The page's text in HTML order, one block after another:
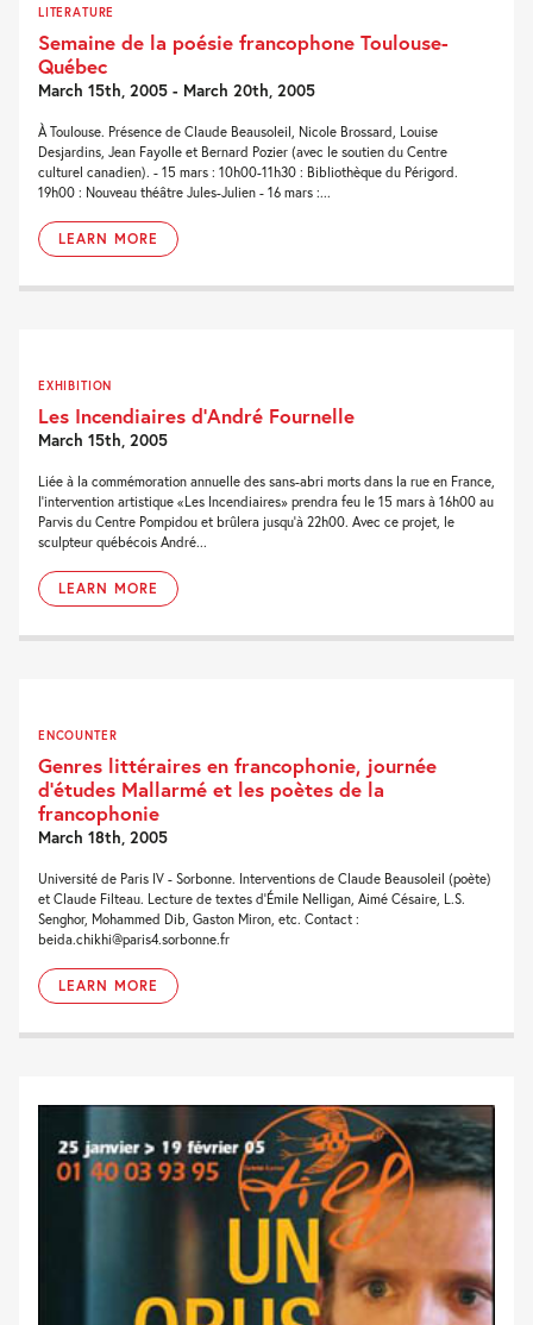
LITERATURE
Semaine de la poésie francophone Toulouse-
Québec
March 15th, 2005 - March 20th, 2005
À Toulouse. Présence de Claude Beausoleil, Nicole Brossard, Louise
Desjardins, Jean Fayolle et Bernard Pozier (avec le soutien du Centre
culturel canadien). - 15 mars : 10h00-11h30 : Bibliothèque du Périgord.
19h00 : Nouveau théâtre Jules-Julien - 16 mars :...
LEARN MORE
EXHIBITION
Les Incendiaires d’André Fournelle
March 15th, 2005
Liée à la commémoration annuelle des sans-abri morts dans la rue en France,
l'intervention artistique «Les Incendiaires» prendra feu le 15 mars à 16h00 au
Parvis du Centre Pompidou et brûlera jusqu'à 22h00. Avec ce projet, le
sculpteur québécois André...
LEARN MORE
ENCOUNTER
Genres littéraires en francophonie, journée
d’études Mallarmé et les poètes de la
francophonie
March 18th, 2005
Université de Paris IV - Sorbonne. Interventions de Claude Beausoleil (poète)
et Claude Filteau. Lecture de textes d'Émile Nelligan, Aimé Césaire, L.S.
Senghor, Mohammed Dib, Gaston Miron, etc. Contact :
beida.chikhi@paris4.sorbonne.fr
LEARN MORE